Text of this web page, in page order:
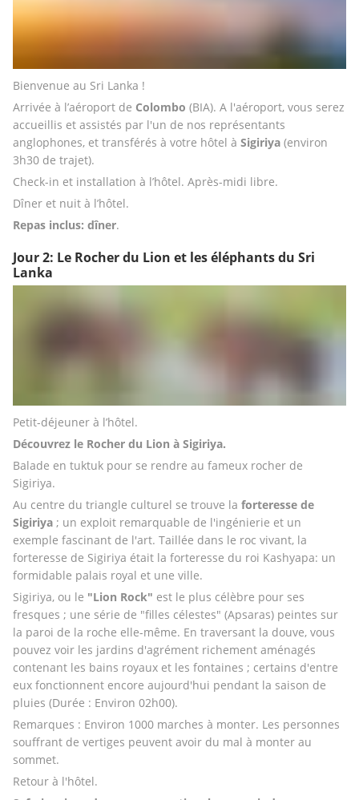
Bienvenue au Sri Lanka !
Arrivée à l’aéroport de Colombo (BIA). A l'aéroport, vous serez
accueillis et assistés par l'un de nos représentants
anglophones, et transférés à votre hôtel à Sigiriya (environ
3h30 de trajet).
Check-in et installation à l’hôtel. Après-midi libre.
Dîner et nuit à l’hôtel.
Repas inclus: dîner.
Jour 2: Le Rocher du Lion et les éléphants du Sri
Lanka
Petit-déjeuner à l’hôtel.
Découvrez le Rocher du Lion à Sigiriya.
Balade en tuktuk pour se rendre au fameux rocher de
Sigiriya.
Au centre du triangle culturel se trouve la forteresse de
Sigiriya ; un exploit remarquable de l'ingénierie et un
exemple fascinant de l'art. Taillée dans le roc vivant, la
forteresse de Sigiriya était la forteresse du roi Kashyapa: un
formidable palais royal et une ville.
Sigiriya, ou le "Lion Rock" est le plus célèbre pour ses
fresques ; une série de "filles célestes" (Apsaras) peintes sur
la paroi de la roche elle-même. En traversant la douve, vous
pouvez voir les jardins d'agrément richement aménagés
contenant les bains royaux et les fontaines ; certains d'entre
eux fonctionnent encore aujourd'hui pendant la saison de
pluies (Durée : Environ 02h00).
Remarques : Environ 1000 marches à monter. Les personnes
souffrant de vertiges peuvent avoir du mal à monter au
sommet.
Retour à l'hôtel.